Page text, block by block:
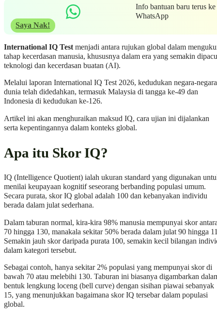
Info bantuan baru terus ke
WhatsApp
Saya Nak!
International IQ Testmenjadi antara rujukan global dalam
tahap kecerdasan manusia, khususnya dalam era yang semakin dipacu
teknologi dan kecerdasan buatan (AI).
Melalui laporan International IQ Test 2026, kedudukan negara-negara
dunia telah didedahkan, termasuk Malaysia di tangga ke-49 dan
Indonesia di kedudukan ke-126.
Artikel ini akan menghuraikan maksud IQ, cara ujian ini dijalankan
serta kepentingannya dalam konteks global.
Apa itu Skor IQ?
IQ (Intelligence Quotient) ialah ukuran standard yang digunakan
menilai keupayaan kognitif seseorang berbanding populasi umum.
Secara purata, skor IQ global adalah 100 dan kebanyakan individu
berada dalam julat sederhana.
Dalam taburan normal, kira-kira 98% manusia mempunyai skor
70 hingga 130, manakala sekitar 50% berada dalam julat 90 hingga
Semakin jauh skor daripada purata 100, semakin kecil bilangan
dalam kategori tersebut.
Sebagai contoh, hanya sekitar 2% populasi yang mempunyai skor di
bawah 70 atau melebihi 130. Taburan ini biasanya digambarkan
bentuk lengkung loceng (bell curve) dengan sisihan piawai sebanyak
15, yang menunjukkan bagaimana skor IQ tersebar dalam populasi
global.